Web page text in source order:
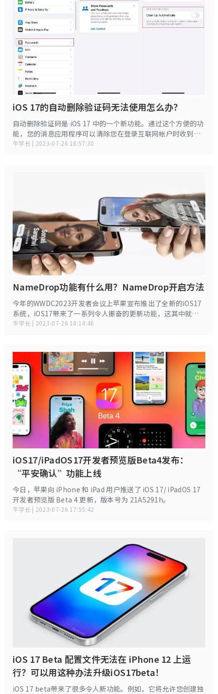
iOS 17的自动删除验证码无法使用怎么办？
自动删除验证码是 iOS 17 中的一个新功能。通过这个方便的功
能，您的消息应用程序可以清除您在登录互联网帐户时收到的
无用验证码。然而，一些人反馈这个功能在iOS 17Beta上不起
牛学长 | 2023-07-26 18:57:30
NameDrop功能有什么用？NameDrop开启方法
今年的WWDC2023开发者会议上苹果宣布推出了全新的iOS17
系统，iOS17带来了一系列令人振奋的更新功能，这其中就包
括了NameDrop功能。
牛学长 | 2023-07-26 18:14:46
iOS17/iPadOS17开发者预览版Beta4发布：
“平安确认”功能上线
今日，苹果向 iPhone 和 iPad 用户推送了 iOS 17/ iPadOS 17
开发者预览版 Beta 4 更新，版本号为 21A5291h。
牛学长 | 2023-07-26 17:55:42
iOS 17 Beta 配置文件无法在 iPhone 12 上运
行？可以用这种办法升级iOS17beta！
iOS 17 beta带来了很多令人新功能。例如，它将允许您创建独